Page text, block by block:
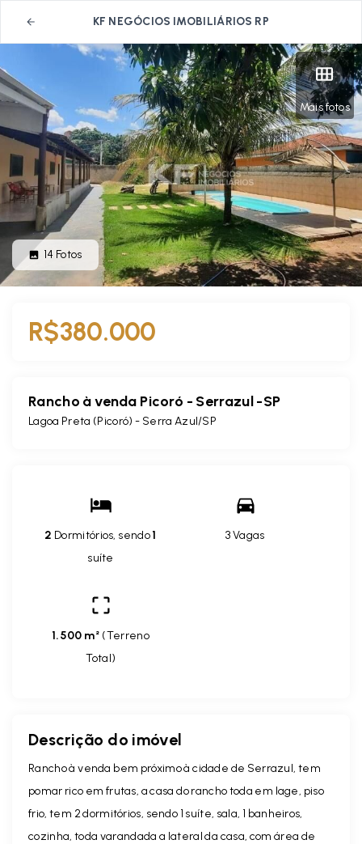
KF NEGÓCIOS IMOBILIÁRIOS RP
Mais fotos
14 Fotos
R$380.000
Rancho à venda Picoró - Serrazul -SP
Lagoa Preta (Picoró) - Serra Azul/SP
2 Dormitórios, sendo1
suíte
3 Vagas
1.500 m² (Terreno
Total)
Descrição do imóvel
Rancho à venda bem próximo à cidade de Serrazul, tem
pomar rico em frutas, a casa do rancho toda em lage, piso
frio, tem 2 dormitórios, sendo 1 suíte, sala, 1 banheiros,
cozinha, toda varandada a lateral da casa, com área de